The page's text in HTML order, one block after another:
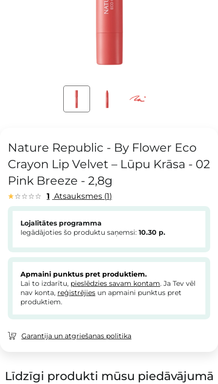
Nature Republic - By Flower Eco
Crayon Lip Velvet – Lūpu Krāsa - 02
Pink Breeze - 2,8g
1 Atsauksmes 1
Lojalitātes programma
Iegādājoties šo produktu saņemsi: 10.30 p.
Apmaini punktus pret produktiem.
Lai to izdarītu, pieslēdzies savam kontam. Ja Tev vēl
nav konta, reģistrējies un apmaini punktus pret
produktiem.
Garantija un atgriešanas politika
Līdzīgi produkti mūsu piedāvājumā